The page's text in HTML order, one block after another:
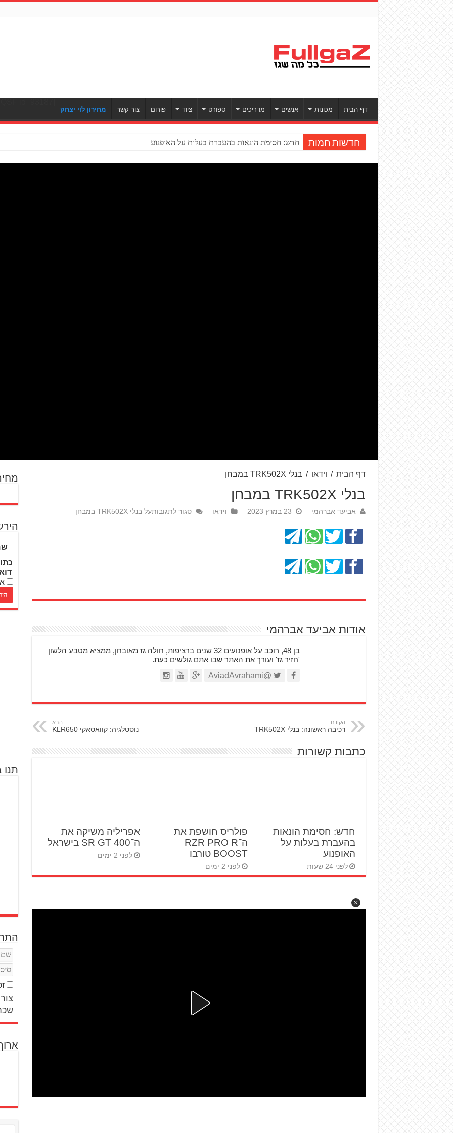
דף הבית מכונות אנשים מדריכים ספורט ציוד פורום צור קשר מחירון לוי יצחק
חדשות חמות חדש: חסימת הונאות בהעברת בעלות על האופנוע
דף הבית / וידאו / בנלי TRK502X במבחן
בנלי TRK502X במבחן
אביעד אברהמי 23 במרץ 2023 וידאו סגור לתגובותעל בנלי TRK502X במבחן
אודות אביעד אברהמי
בן 48, רוכב על אופנועים 32 שנים ברציפות, חולה גז מאובחן, ממציא מטבע הלשון
'חזיר גז' ועורך את האתר שבו אתם גולשים כעת.
@AviadAvrahami
הקודם
רכיבה ראשונה: בנלי TRK502X
הבא
נוסטלגיה: קוואסאקי KLR650
כתבות קשורות
חדש: חסימת הונאות
בהעברת בעלות על
האופנוע
לפני 24 שעות
פולריס חושפת את
ה־RZR PRO R
BOOST טורבו
לפני 2 ימים
אפריליה משיקה את
ה־SR GT 400 בישראל
לפני 2 ימים
תנו